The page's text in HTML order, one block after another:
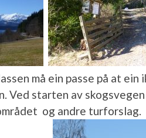
må ein passe på at
Ved starten av
og andre turforslag.